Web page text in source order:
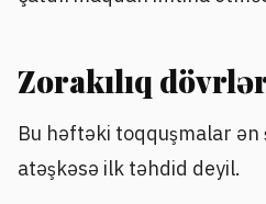
Zorakılıq
Bu həftəki toqquşmalar ən
atəşkəsə ilk təhdid deyil.